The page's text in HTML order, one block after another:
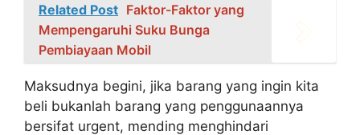
Related Post Faktor-Faktor yang
Mempengaruhi Suku Bunga
Pembiayaan Mobil
Maksudnya begini, jika barang yang ingin kita
beli bukanlah barang yang penggunaannya
bersifat urgent, mending menghindari